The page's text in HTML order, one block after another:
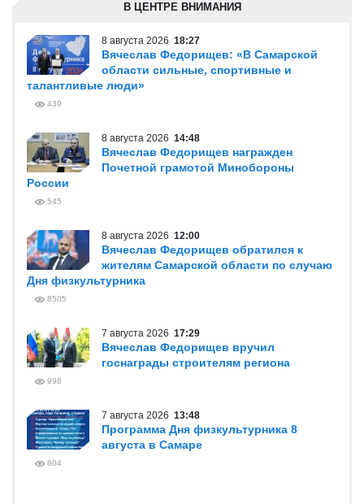
В ЦЕНТРЕ ВНИМАНИЯ
8 августа 2026 18:27
Вячеслав Федорищев: «В Самарской
области сильные, спортивные и
талантливые люди»
439
8 августа 2026 14:48
Вячеслав Федорищев награжден
Почетной грамотой Минобороны
России
545
8 августа 2026 12:00
Вячеслав Федорищев обратился к
жителям Самарской области по случаю
Дня физкультурника
8505
7 августа 2026 17:29
Вячеслав Федорищев вручил
госнаграды строителям региона
998
7 августа 2026 13:48
Программа Дня физкультурника 8
августа в Самаре
804